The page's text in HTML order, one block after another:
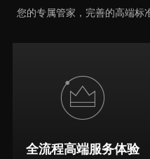
您的专属管家，完善的高端标
全流程高端服务体验